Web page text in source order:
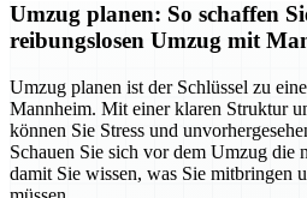
Umzug planen: So schaffen
reibungslosen Umzug mit
Umzug planen ist der Schlüssel zu
Mannheim. Mit einer klaren Struktur
können Sie Stress und
Schauen Sie sich vor dem Umzug die
damit Sie wissen, was Sie mitbringen